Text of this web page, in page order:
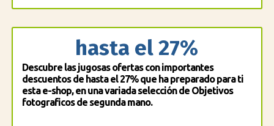
hasta el 27%
Descubre las jugosas ofertas con importantes
descuentos de hasta el 27% que ha preparado para ti
esta e-shop, en una variada selección de Objetivos
fotograficos de segunda mano.